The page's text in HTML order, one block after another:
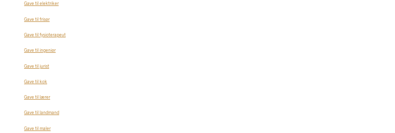
Gave til elektriker
Gave til frisør
Gave til fysioterapeut
Gave til ingeniør
Gave til jurist
Gave til kok
Gave til lærer
Gave til landmand
Gave til maler